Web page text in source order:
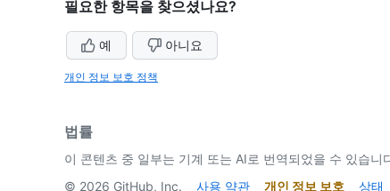
필요한 항목을 찾으셨나요?
예 아니요
개인 정보 보호 정책
법률
이 콘텐츠 중 일부는 기계 또는 AI로 번역되었을 수 있습니
© 2026 GitHub, Inc. 사용 약관 개인 정보 보호 상태